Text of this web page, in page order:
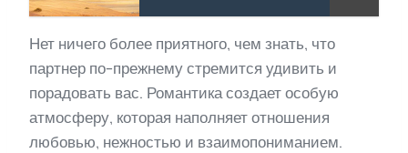
Нет ничего более приятного, чем знать, что
партнер по-прежнему стремится удивить и
порадовать вас. Романтика создает особую
атмосферу, которая наполняет отношения
любовью, нежностью и взаимопониманием.